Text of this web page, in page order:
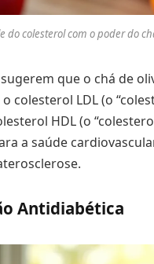
do colesterol com o poder do
que o chá de
colesterol LDL (o
HDL (o
a saúde
Antidiabética